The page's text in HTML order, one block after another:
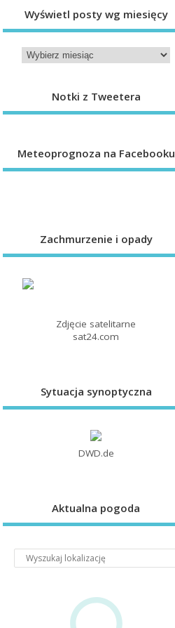
Wyświetl posty wg miesięcy
Notki z Tweetera
Meteoprognoza na Facebooku
Zachmurzenie i opady
Zdjęcie satelitarne
sat24.com
Sytuacja synoptyczna
DWD.de
Aktualna pogoda